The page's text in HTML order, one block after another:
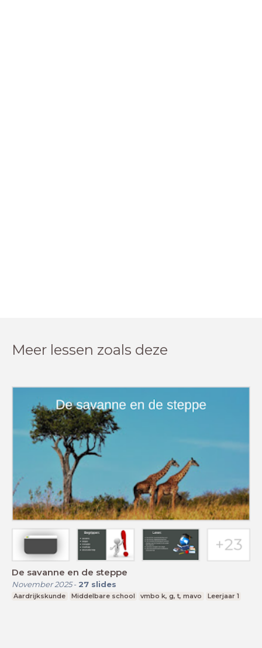
Meer lessen zoals deze
De savanne en de steppe
November 2025- 27 slides
Aardrijkskunde Middelbare school vmbo k, g, t, mavo Leerjaar 1